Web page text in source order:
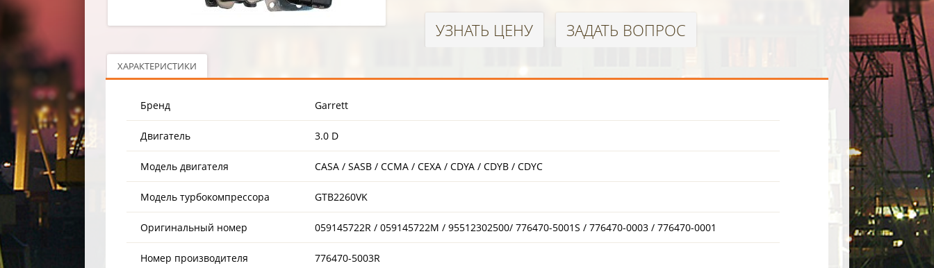
УЗНАТЬ ЦЕНУ ЗАДАТЬ ВОПРОС
ХАРАКТЕРИСТИКИ
Бренд Garrett
Двигатель 3.0 D
Модель двигателя CASA / SASB / CCMA / CEXA / CDYA / CDYB / CDYC
Модель турбокомпрессора GTB2260VK
Оригинальный номер 059145722R / 059145722M / 95512302500/ 776470-5001S / 776470-0003 / 776470-0001
Номер производителя 776470-5003R